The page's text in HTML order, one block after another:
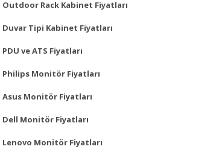
Outdoor Rack Kabinet Fiyatları
Duvar Tipi Kabinet Fiyatları
PDU ve ATS Fiyatları
Philips Monitör Fiyatları
Asus Monitör Fiyatları
Dell Monitör Fiyatları
Lenovo Monitör Fiyatları